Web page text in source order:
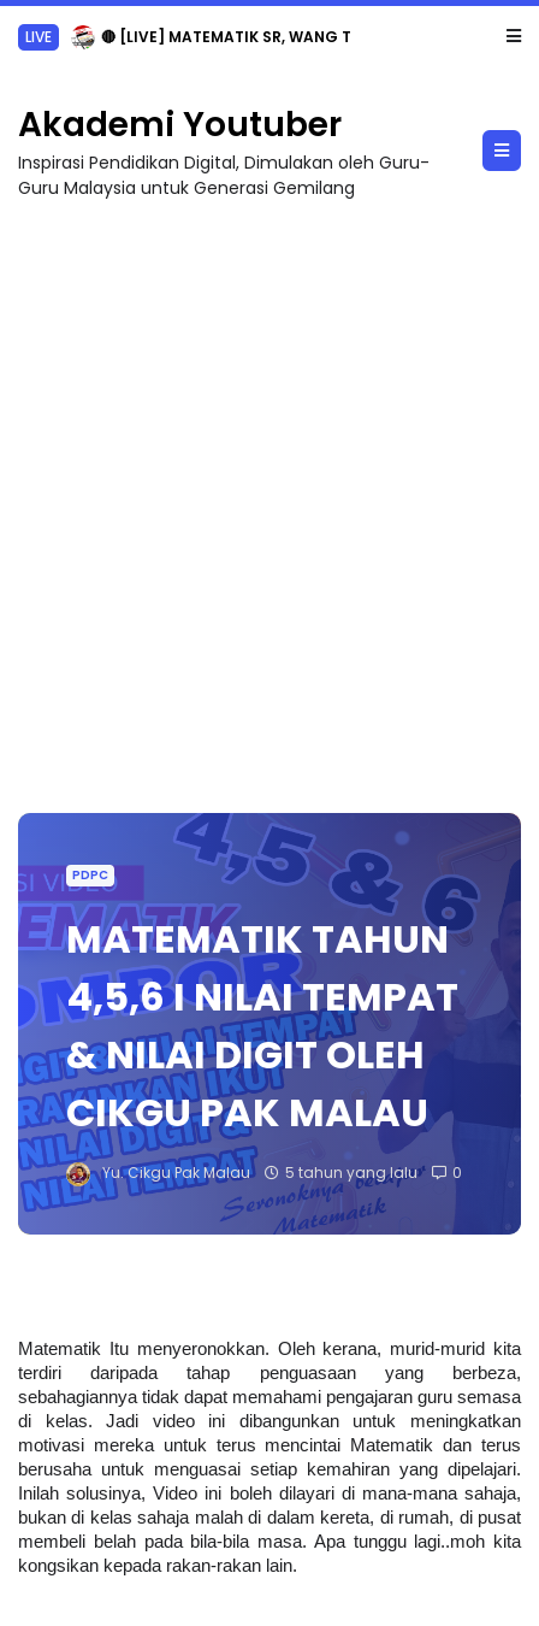
LIVE 🔴 [LIVE] MATEMATIK SR, WANG TAHUN 6 OLEH CIKGU ANITA #ALLINONE #141 #...
Akademi Youtuber
Inspirasi Pendidikan Digital, Dimulakan oleh Guru-
Guru Malaysia untuk Generasi Gemilang
PDPC
MATEMATIK TAHUN
4,5,6 I NILAI TEMPAT
& NILAI DIGIT OLEH
CIKGU PAK MALAU
Yu. Cikgu Pak Malau 5 tahun yang lalu 0
Matematik Itu menyeronokkan. Oleh kerana, murid-murid kita
terdiri daripada tahap penguasaan yang berbeza,
sebahagiannya tidak dapat memahami pengajaran guru semasa
di kelas. Jadi video ini dibangunkan untuk meningkatkan
motivasi mereka untuk terus mencintai Matematik dan terus
berusaha untuk menguasai setiap kemahiran yang dipelajari.
Inilah solusinya, Video ini boleh dilayari di mana-mana sahaja,
bukan di kelas sahaja malah di dalam kereta, di rumah, di pusat
membeli belah pada bila-bila masa. Apa tunggu lagi..moh kita
kongsikan kepada rakan-rakan lain.